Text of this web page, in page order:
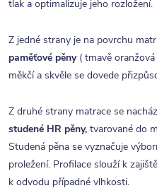
tlak a optimalizuje jeho rozložení.
Z jedné strany je na povrchu
paměťové pěny( tmavě oranžová
měkčí a skvěle se dovede
Z druhé strany matrace se
studené HR pěny, tvarované do
Studená pěna se vyznačuje
proležení. Profilace slouží k
k odvodu případné vlhkosti.